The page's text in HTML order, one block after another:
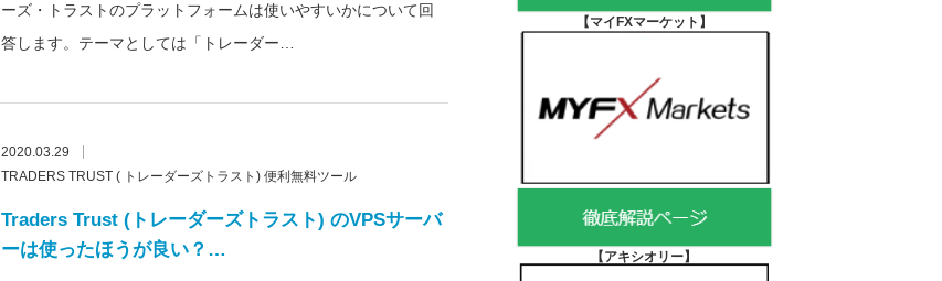
ーズ・トラストのプラットフォームは使いやすいかについて回
答します。テーマとしては「トレーダー…
2020.03.29
TRADERS TRUST ( トレーダーズトラスト) 便利無料ツール
Traders Trust (トレーダーズトラスト) のVPSサーバ
ーは使ったほうが良い？…
【マイFXマーケット 】
【アキシオリー】